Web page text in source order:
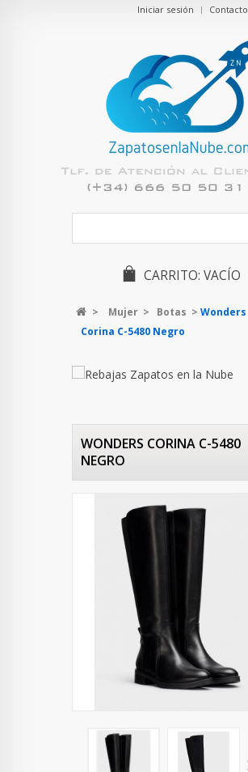
Contacto
Iniciar sesión
CARRITO: VACÍO
> Mujer > Botas > Wonders
Corina C-5480 Negro
WONDERS CORINA C-5480
NEGRO